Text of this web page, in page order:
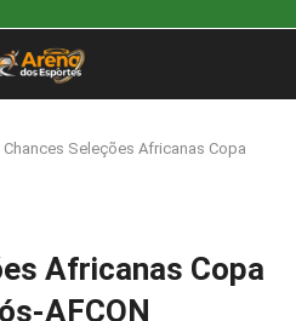
Chances Seleções Africanas Copa
Africanas Copa
AFCON